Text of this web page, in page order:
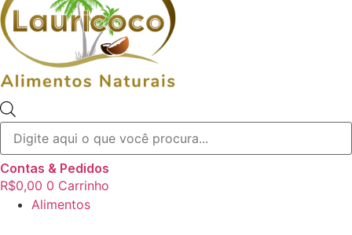
produtos
Contas & Pedidos
R$0,00 0 Carrinho
Alimentos